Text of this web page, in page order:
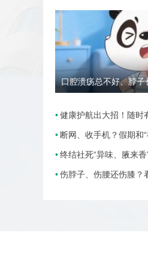
健康护航出大招！随时有医
断网、收手机？假期和
终结社死“异味、腋来香
伤脖子、伤腰还伤膝？